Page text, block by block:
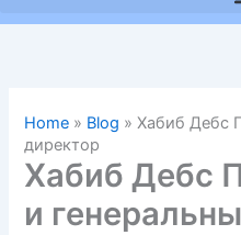
Home » Blog »Хабиб Дебс
директор
Хабиб Дебс
и